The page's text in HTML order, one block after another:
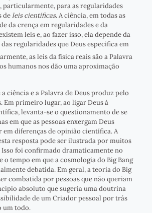
particularmente, para as regularidades
deleis científicas. A ciência, em todas as
da crença em regularidades e da
leis e, ao fazer isso, ela depende da
regularidades que Deus especifica em
as leis da física reais são a Palavra
humanos nos dão uma aproximação
ciência e a Palavra de Deus produz pelo
Em primeiro lugar, ao ligar Deus à
levanta-se o questionamento de se
em que as pessoas enxergam Deus
diferenças de opinião científica. A
resposta pode ser ilustrada por muitos
Isso foi confirmado dramaticamente no
o tempo em que a cosmologia do Big Bang
debatida. Em geral, a teoria do Big
combatida por pessoas que não queriam
absoluto que sugeria uma doutrina
de um Criador pessoal por trás
um todo.